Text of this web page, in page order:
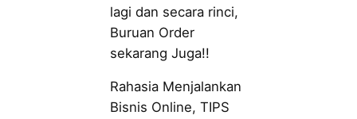
lagi dan secara rinci,
Buruan Order
sekarang Juga!!
Rahasia Menjalankan
Bisnis Online, TIPS